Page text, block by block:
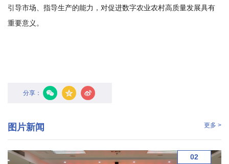
农
业
引导市场、指导生产的能力，对促进数字农业农村高质量发展具有
重要意义。
分享：
图片新闻 更多 >
02